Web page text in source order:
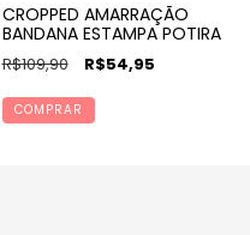
CROPPED AMARRAÇÃO
BANDANA ESTAMPA POTIRA
R$109,90 R$54,95
COMPRAR